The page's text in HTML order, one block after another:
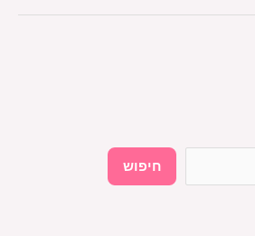
חיפוש